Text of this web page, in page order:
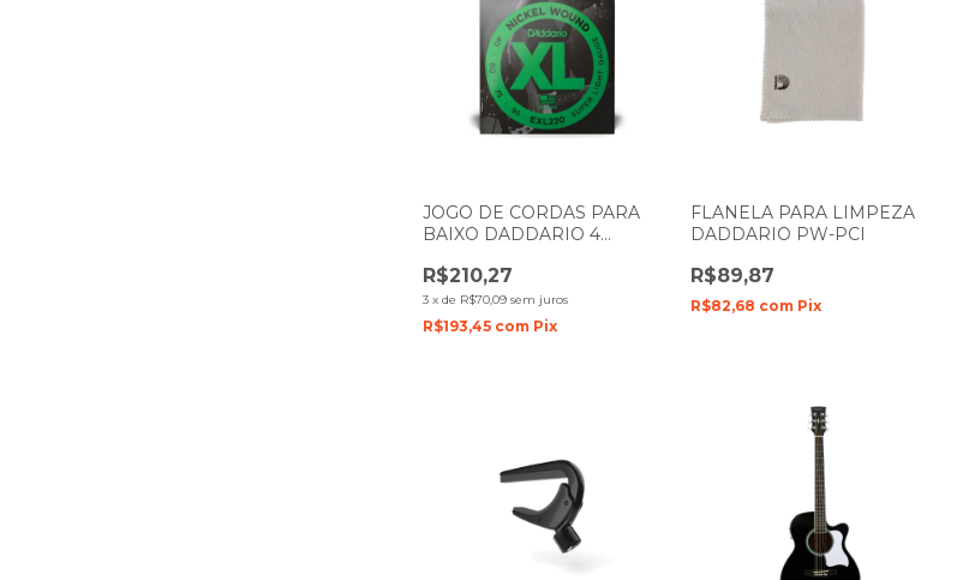
JOGO DE CORDAS PARA
BAIXO DADDARIO 4
R$210,27
3 xde R$70,09 sem juros
R$193,45 com Pix
FLANELA PARA LIMPEZA
DADDARIO PW-PCI
R$89,87
R$82,68 com Pix